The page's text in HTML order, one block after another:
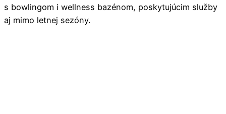
s bowlingom i wellness bazénom, poskytujúcim služby
aj mimo letnej sezóny.